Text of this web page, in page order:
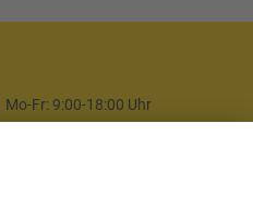
Mo-Fr: 9:00-18:00 Uhr